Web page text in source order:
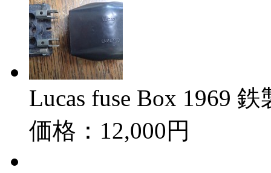
Lucas fuse Box 1969
価格：12,000円